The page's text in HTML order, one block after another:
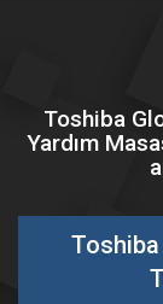
Toshiba
Yardım